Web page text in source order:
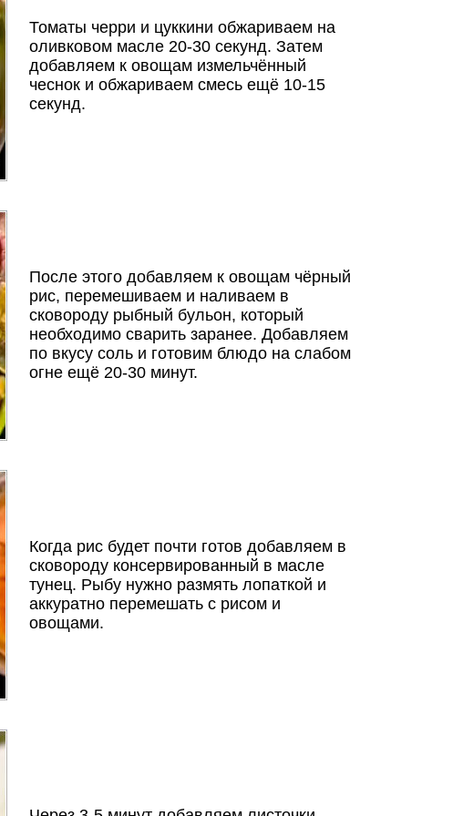
Томаты черри и цуккини обжариваем на
оливковом масле 20-30 секунд. Затем
добавляем к овощам измельчённый
чеснок и обжариваем смесь ещё 10-15
секунд.
После этого добавляем к овощам чёрный
рис, перемешиваем и наливаем в
сковороду рыбный бульон, который
необходимо сварить заранее. Добавляем
по вкусу соль и готовим блюдо на слабом
огне ещё 20-30 минут.
Когда рис будет почти готов добавляем в
сковороду консервированный в масле
тунец. Рыбу нужно размять лопаткой и
аккуратно перемешать с рисом и
овощами.